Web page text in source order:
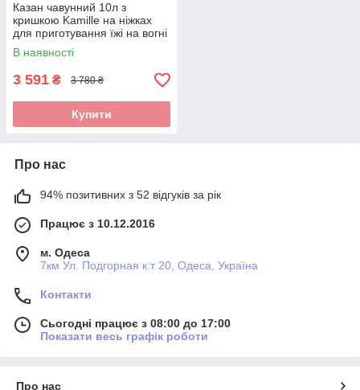
Казан чавунний 10л з
кришкою Kamille на ніжках
для приготування їжі на вогні
і плити KM-4802V
В наявності
3 591 ₴ 3 780 ₴
Купити
Про нас
94% позитивних з 52 відгуків за рік
Працює з 10.12.2016
м. Одеса
7км Ул. Подгорная к.т 20, Одеса, Україна
Контакти
Сьогодні працює з 08:00 до 17:00
Показати весь графік роботи
Про нас